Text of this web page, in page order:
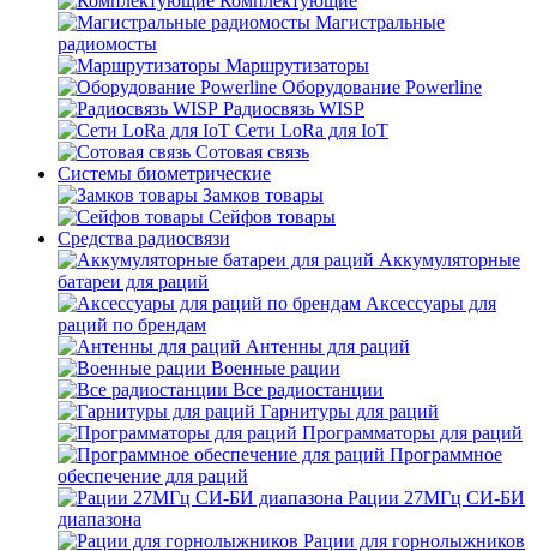
Магистральные
радиомосты
Маршрутизаторы
Оборудование Powerline
Радиосвязь WISP
Сети LoRa для IoT
Сотовая связь
Системы биометрические
Замков товары
Сейфов товары
Средства радиосвязи
Аккумуляторные
батареи для раций
Аксессуары для
раций по брендам
Антенны для раций
Военные рации
Все радиостанции
Гарнитуры для раций
Программаторы для раций
Программное
обеспечение для раций
Рации 27МГц СИ-БИ
диапазона
Рации для горнолыжников